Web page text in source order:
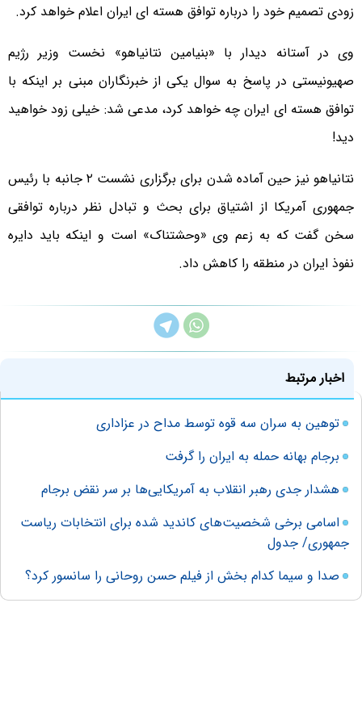
زودی تصمیم خود را درباره توافق هسته ای ایران اعلام خواهد کرد.
وی در آستانه دیدار با «بنیامین نتانیاهو» نخست وزیر رژیم
صهیونیستی در پاسخ به سوال یکی از خبرنگاران مبنی بر اینکه با
توافق هسته ای ایران چه خواهد کرد، مدعی شد: خیلی زود خواهید
دید!
نتانیاهو نیز حین آماده شدن برای برگزاری نشست ۲ جانبه با رئیس
جمهوری آمریکا از اشتیاق برای بحث و تبادل نظر درباره توافقی
سخن گفت که به زعم وی «وحشتناک» است و اینکه باید دایره
نفوذ ایران در منطقه را کاهش داد.
اخبار مرتبط
توهین به سران سه قوه توسط مداح در عزاداری
برجام بهانه حمله به ایران را گرفت
هشدار جدی رهبر انقلاب به آمریکایی‌ها بر سر نقض برجام
اسامی برخی شخصیت‌های کاندید شده برای انتخابات ریاست
جمهوری/ جدول
صدا و سیما کدام بخش از فیلم حسن روحانی را سانسور کرد؟